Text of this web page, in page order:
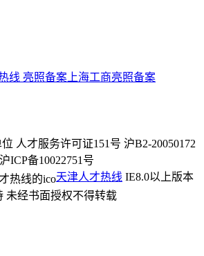
上海工商亮照备案
人才服务许可证151号 沪B2-20050172
沪ICP备10022751号
天津人才热线 IE8.0以上版本
未经书面授权不得转载